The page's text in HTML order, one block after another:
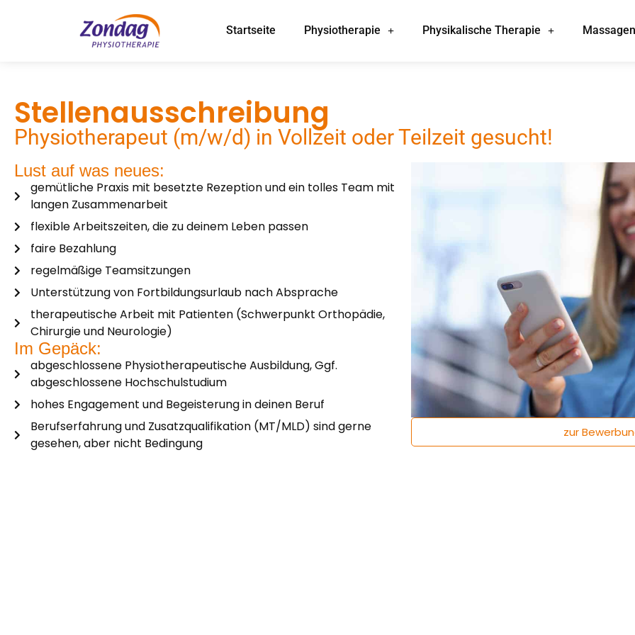
Startseite Physiotherapie Physikalische Therapie​
Stellenausschreibung
Physiotherapeut (m/w/d) in Vollzeit oder Teilzeit gesucht!
Lust auf was neues:
gemütliche Praxis mit besetzte Rezeption und ein tolles Team mit
langen Zusammenarbeit
flexible Arbeitszeiten, die zu deinem Leben passen
faire Bezahlung
regelmäßige Teamsitzungen
Unterstützung von Fortbildungsurlaub nach Absprache
therapeutische Arbeit mit Patienten (Schwerpunkt Orthopädie,
Chirurgie und Neurologie)
Im Gepäck:
abgeschlossene Physiotherapeutische Ausbildung, Ggf.
abgeschlossene Hochschulstudium
hohes Engagement und Begeisterung in deinen Beruf
Berufserfahrung und Zusatzqualifikation (MT/MLD) sind gerne
gesehen, aber nicht Bedingung
zur